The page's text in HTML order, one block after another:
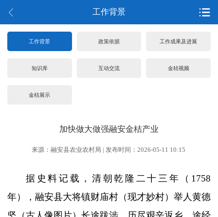
工作背景
工作背景 政策依据 工作成果及进展
知识库 互动交流 金桔视频
金桔展示
加快做大做强融安金桔产业
来源：融安县农业农村局 | 发布时间：2026-05-11 10:15
据史料记载，清朝乾隆二十三年（1758
年），融安县大将镇财庙村（现才妙村）举人黄德